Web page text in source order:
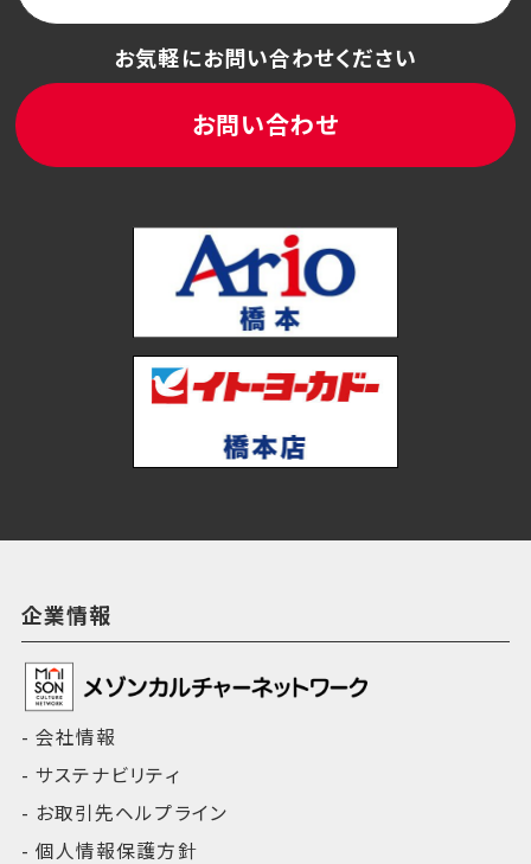
お気軽にお問い合わせください
お問い合わせ
企業情報
会社情報
サステナビリティ
お取引先ヘルプライン
個人情報保護方針